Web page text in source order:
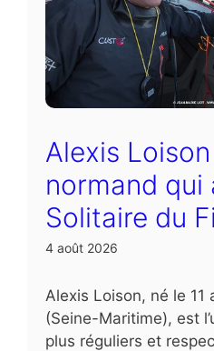
Alexis
normand qui
Solitaire du
4 août 2026
Alexis Loison, né le 11
(Seine-Maritime), est
plus réguliers et